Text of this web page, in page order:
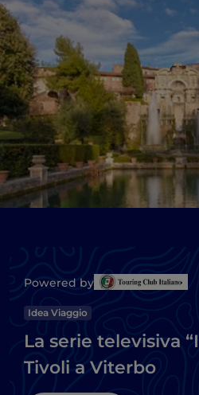
Powered by
Idea Viaggio
La serie televisiva
Tivoli a Viterbo